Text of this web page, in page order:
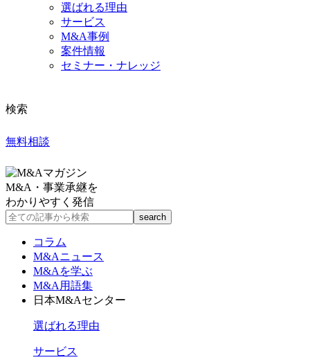
選ばれる理由
サービス
M&A事例
案件情報
セミナー・ナレッジ
検索
無料相談
M&A・事業承継を
わかりやすく発信
コラム
M&Aニュース
M&Aを学ぶ
M&A用語集
日本M&Aセンター
選ばれる理由
サービス